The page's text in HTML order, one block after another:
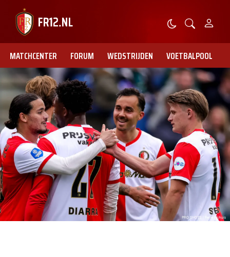
MATCHCENTER FORUM WEDSTRIJDEN VOETBALPOOL